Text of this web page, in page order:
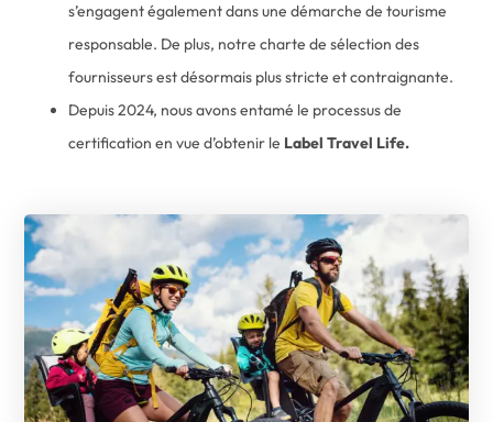
s’engagent également dans une démarche de tourisme
responsable. De plus, notre charte de sélection des
fournisseurs est désormais plus stricte et contraignante.
Depuis 2024, nous avons entamé le processus de
certification en vue d’obtenir le Label Travel Life.